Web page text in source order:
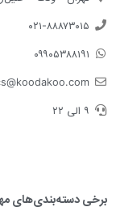
۰۲۱-۸۸۸۷۳۰۱۵
۰۹۹۰۵۳۸۸۱۹۱
۹ الی ۲۲
برخی دسته‌بندی‌های